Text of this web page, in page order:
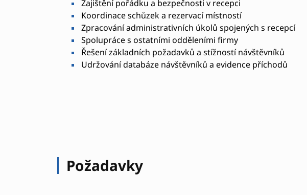
Zajištění pořádku a bezpečnosti v recepci
Koordinace schůzek a rezervací místností
Zpracování administrativních úkolů spojených s recepcí
Spolupráce s ostatními odděleními firmy
Řešení základních požadavků a stížností návštěvníků
Udržování databáze návštěvníků a evidence příchodů
Požadavky